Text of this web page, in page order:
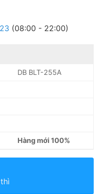
(08:00 - 22:00)
DB BLT-255A
Hàng mới 100%